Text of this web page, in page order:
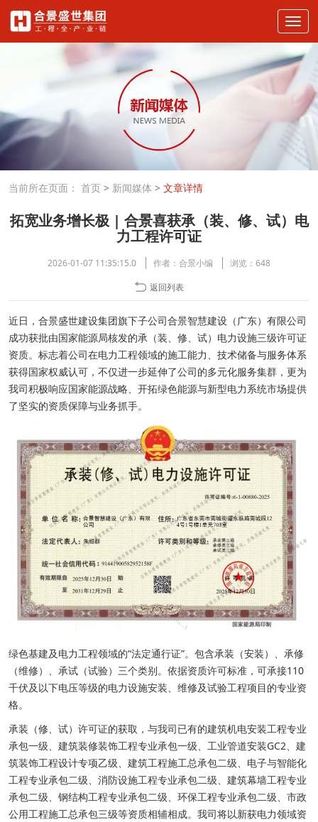
当前所在页面： 首页 > 新闻媒体 > 文章详情
拓宽业务增长极 | 合景喜获承（装、修、试）电
力工程许可证
2026-01-07 11:35:15.0 作者： 合景小编 浏览： 648
返回列表
近日，合景盛世建设集团旗下子公司合景智慧建设（广东）有限公司
成功获批由国家能源局核发的承（装、修、试）电力设施三级许可证
资质。标志着公司在电力工程领域的施工能力、技术储备与服务体系
获得国家权威认可，不仅进一步延伸了公司的多元化服务集群，更为
我司积极响应国家能源战略、开拓绿色能源与新型电力系统市场提供
了坚实的资质保障与业务抓手。
绿色基建及电力工程领域的“法定通行证”。包含承装（安装）、承修
（维修）、承试（试验）三个类别。依据资质许可标准，可承接110
千伏及以下电压等级的电力设施安装、维修及试验工程项目的专业资
格。
承装（修、试）许可证的获取，与我司已有的建筑机电安装工程专业
承包一级、建筑装修装饰工程专业承包一级、工业管道安装GC2、建
筑装饰工程设计专项乙级、建筑工程施工总承包二级、电子与智能化
工程专业承包二级、消防设施工程专业承包二级、建筑幕墙工程专业
承包二级、钢结构工程专业承包二级、环保工程专业承包二级、市政
公用工程施工总承包三级等资质相辅相成。我司将以新获电力领域资